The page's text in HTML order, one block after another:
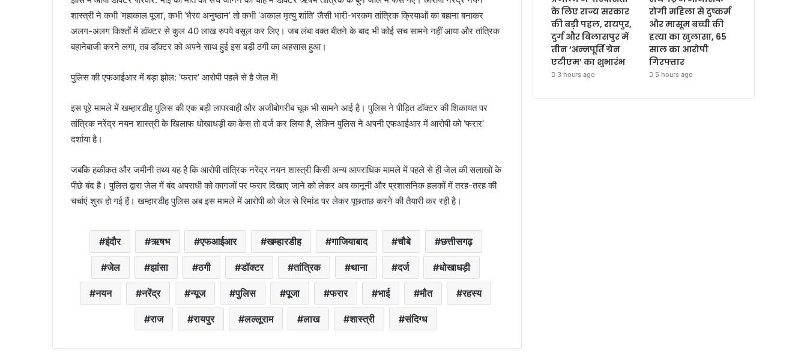
शास्त्री ने कभी ‘महाकाल पूजा’, कभी ‘भैरव अनुष्ठान’ तो कभी ‘अकाल मृत्यु शांति’ जैसी भारी-भरकम तांत्रिक क्रियाओं का बहाना बनाकर
अलग-अलग किश्तों में डॉक्टर से कुल 40 लाख रुपये वसूल कर लिए। जब लंबा वक्त बीतने के बाद भी कोई सच सामने नहीं आया और तांत्रिक
बहानेबाजी करने लगा, तब डॉक्टर को अपने साथ हुई इस बड़ी ठगी का अहसास हुआ।
पुलिस की एफआईआर में बड़ा झोल: ‘फरार’ आरोपी पहले से है जेल में!
इस पूरे मामले में खम्हारडीह पुलिस की एक बड़ी लापरवाही और अजीबोगरीब चूक भी सामने आई है। पुलिस ने पीड़ित डॉक्टर की शिकायत पर
तांत्रिक नरेंद्र नयन शास्त्री के खिलाफ धोखाधड़ी का केस तो दर्ज कर लिया है, लेकिन पुलिस ने अपनी एफआईआर में आरोपी को ‘फरार’
दर्शाया है।
जबकि हकीकत और जमीनी तथ्य यह है कि आरोपी तांत्रिक नरेंद्र नयन शास्त्री किसी अन्य आपराधिक मामले में पहले से ही जेल की सलाखों के
पीछे बंद है। पुलिस द्वारा जेल में बंद अपराधी को कागजों पर फरार दिखाए जाने को लेकर अब कानूनी और प्रशासनिक हलकों में तरह-तरह की
चर्चाएं शुरू हो गई हैं। खम्हारडीह पुलिस अब इस मामले में आरोपी को जेल से रिमांड पर लेकर पूछताछ करने की तैयारी कर रही है।
इंदौर ऋषभ एफआईआर खम्हारडीह गाजियाबाद चौबे छत्तीसगढ़
जेल झांसा ठगी डॉक्टर तांत्रिक थाना दर्ज धोखाधड़ी
नयन नरेंद्र न्यूज पुलिस पूजा फरार भाई मौत रहस्य
राज रायपुर लल्लूराम लाख शास्त्री संदिग्ध
के लिए राज्य सरकार
की बड़ी पहल, रायपुर,
दुर्ग और बिलासपुर में
तीन ‘अन्नपूर्ति ग्रेन
एटीएम’ का शुभारंभ
3 hours ago
रोगी महिला से दुष्कर्म
और मासूम बच्ची की
हत्या का खुलासा, 65
साल का आरोपी
गिरफ्तार
5 hours ago